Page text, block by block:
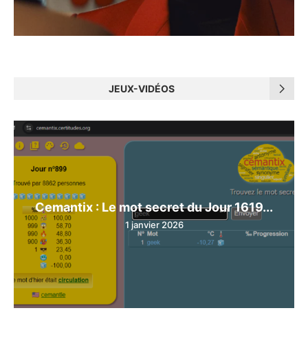
JEUX-VIDÉOS
Cemantix : Le mot secret du Jour 1619...
1 janvier 2026